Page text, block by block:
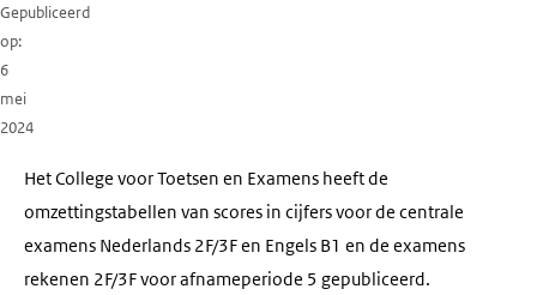
Gepubliceerd
op
6
mei
2024
Het College voor Toetsen en Examens heeft de
omzettingstabellen van scores in cijfers voor de centrale
examens Nederlands 2F/3F en Engels B1 en de examens
rekenen 2F/3F voor afnameperiode 5 gepubliceerd.